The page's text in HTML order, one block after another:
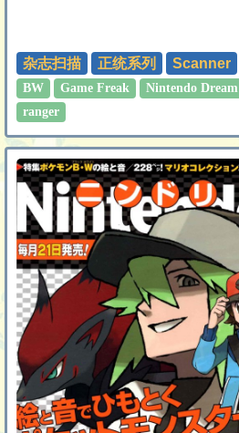
杂志扫描
正统系列 Scanner
BW Game Freak Nintendo Dream
ranger